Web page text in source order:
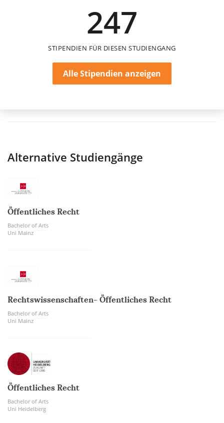
247
STIPENDIEN FÜR DIESEN STUDIENGANG
Alle Stipendien anzeigen
Alternative Studiengänge
Öffentliches Recht
Bachelor of Arts
Uni Mainz
Rechtswissenschaften- Öffentliches Recht
Bachelor of Arts
Uni Mainz
Öffentliches Recht
Bachelor of Arts
Uni Heidelberg